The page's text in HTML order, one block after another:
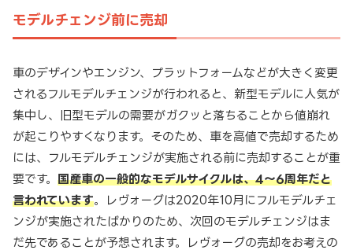
モデルチェンジ前に売却
車のデザインやエンジン、プラットフォームなどが大きく変更
されるフルモデルチェンジが行われると、新型モデルに人気が
集中し、旧型モデルの需要がガクッと落ちることから値崩れ
が起こりやすくなります。そのため、車を高値で売却するため
には、フルモデルチェンジが実施される前に売却することが重
要です。 国産車の一般的なモデルサイクルは、4～6周年だと
言われています。レヴォーグは2020年10月にフルモデルチェ
ンジが実施されたばかりのため、次回のモデルチェンジはま
だ先であることが予想されます。レヴォーグの売却をお考えの